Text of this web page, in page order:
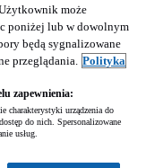
może
poniżej lub w dowolnym
będą sygnalizowane
przeglądania. Polityka
zapewnienia:
charakterystyki urządzenia do
do nich. Spersonalizowane
usług.